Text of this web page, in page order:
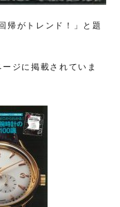
帰がトレンド！」と題
ジに掲載されていま